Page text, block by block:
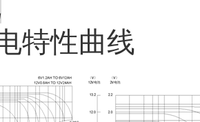
特性曲线